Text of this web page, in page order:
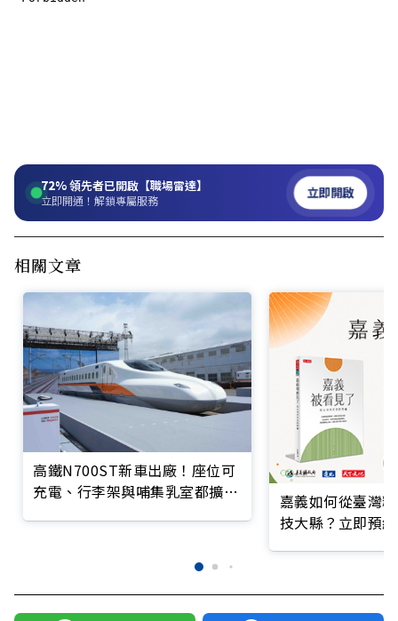
72%領先者已開啟【職場雷達】
立即開通！解鎖專屬服務 立即開啟
相關文章
高鐵N700ST新車出廠！座位可
充電、行李架與哺集乳室都擴
嘉義如何從臺灣
技大縣？立即預